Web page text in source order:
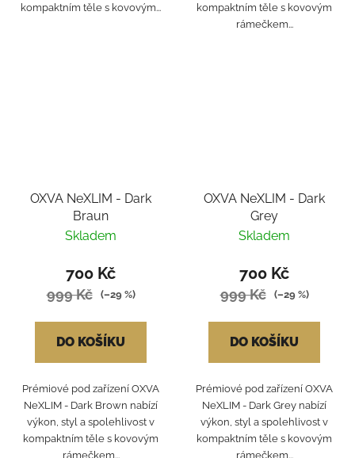
kompaktním těle s kovovým...
kompaktním těle s kovovým
rámečkem...
OXVA NeXLIM - Dark
Braun
Skladem
700 Kč
999 Kč (–29 %)
DO KOŠÍKU
Prémiové pod zařízení OXVA
NeXLIM - Dark Brown nabízí
výkon, styl a spolehlivost v
kompaktním těle s kovovým
rámečkem...
OXVA NeXLIM - Dark
Grey
Skladem
700 Kč
999 Kč (–29 %)
DO KOŠÍKU
Prémiové pod zařízení OXVA
NeXLIM - Dark Grey nabízí
výkon, styl a spolehlivost v
kompaktním těle s kovovým
rámečkem...